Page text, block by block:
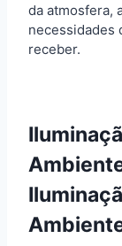
da atmosfera,
necessidades
receber.